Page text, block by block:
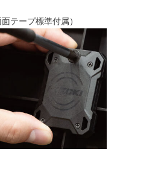
テープ標準付属）